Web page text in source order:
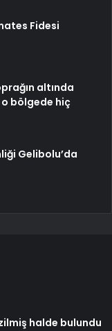
Fidesi
altında
bölgede hiç
Gelibolu’da
halde bulundu